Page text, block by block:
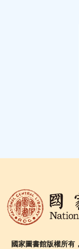
國家圖書館版權所有